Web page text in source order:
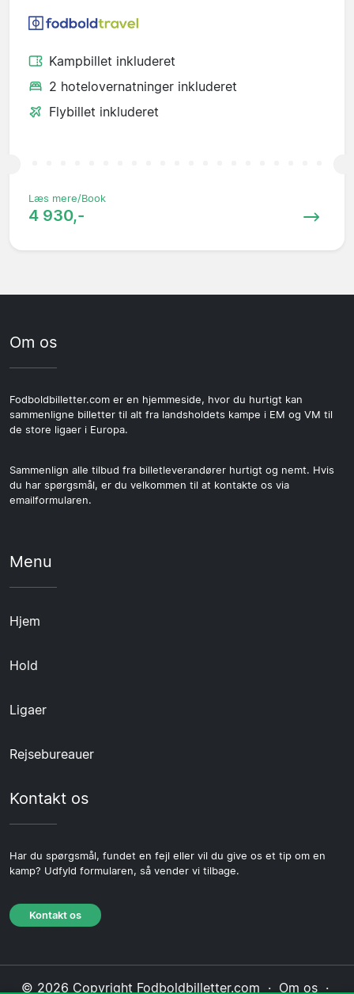
Kampbillet inkluderet
2 hotelovernatninger inkluderet
Flybillet inkluderet
Læs mere/Book
4 930,-
Om os
Fodboldbilletter.com er en hjemmeside, hvor du hurtigt kan
sammenligne billetter til alt fra landsholdets kampe i EM og VM til
de store ligaer i Europa.
Sammenlign alle tilbud fra billetleverandører hurtigt og nemt. Hvis
du har spørgsmål, er du velkommen til at kontakte os via
emailformularen.
Menu
Hjem
Hold
Ligaer
Rejsebureauer
Kontakt os
Har du spørgsmål, fundet en fejl eller vil du give os et tip om en
kamp? Udfyld formularen, så vender vi tilbage.
Kontakt os
© 2026 Copyright Fodboldbilletter.com · Om os ·